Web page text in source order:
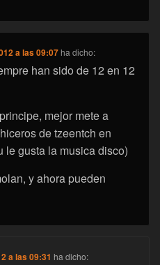
a las 09:07 ha dicho:
han sido de 12 en 12
mejor mete a
de tzeentch en
le gusta la musica disco)
y ahora pueden
a las 09:31 ha dicho: